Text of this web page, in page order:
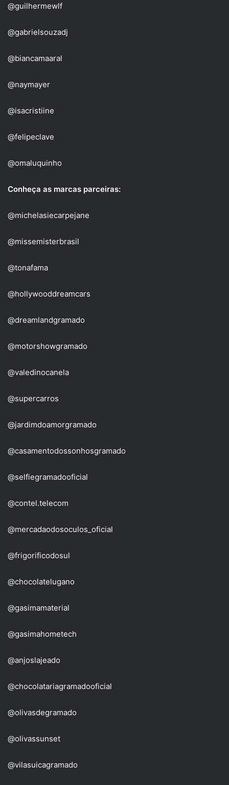
@guilhermewlf
@gabrielsouzadj
@biancamaaral
@naymayer
@isacristiine
@felipeclave
@omaluquinho
Conheça as marcas parceiras:
@michelasiecarpejane
@missemisterbrasil
@tonafama
@hollywooddreamcars
@dreamlandgramado
@motorshowgramado
@valedinocanela
@supercarros
@jardimdoamorgramado
@casamentodossonhosgramado
@selfiegramadooficial
@contel.telecom
@mercadaodosoculos_oficial
@frigorificodosul
@chocolatelugano
@gasimamaterial
@gasimahometech
@anjoslajeado
@chocolatariagramadooficial
@olivasdegramado
@olivassunset
@vilasuicagramado